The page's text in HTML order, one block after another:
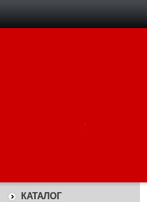
КАТАЛОГ